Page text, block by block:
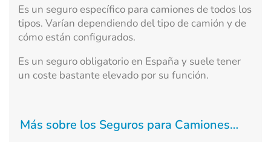
Es un seguro específico para camiones de todos los
tipos. Varían dependiendo del tipo de camión y de
cómo están configurados.
Es un seguro obligatorio en España y suele tener
un coste bastante elevado por su función.
Más sobre los Seguros para Camiones…